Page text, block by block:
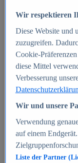
E-commerce
Beliebte
Aktuelle
E-
Umsatz
2010-2025
B2C-E-
Wir respektieren
Diese Website und
zuzugreifen.
Cookie-
diese Mittel
Verbesserung
Wir und unsere
Verwendung
auf einem
Liste der Partner